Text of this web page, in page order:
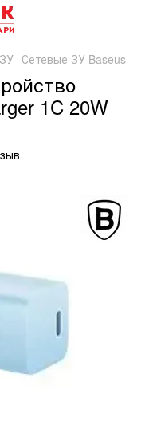
Сетевые ЗУ Baseus
1C 20W